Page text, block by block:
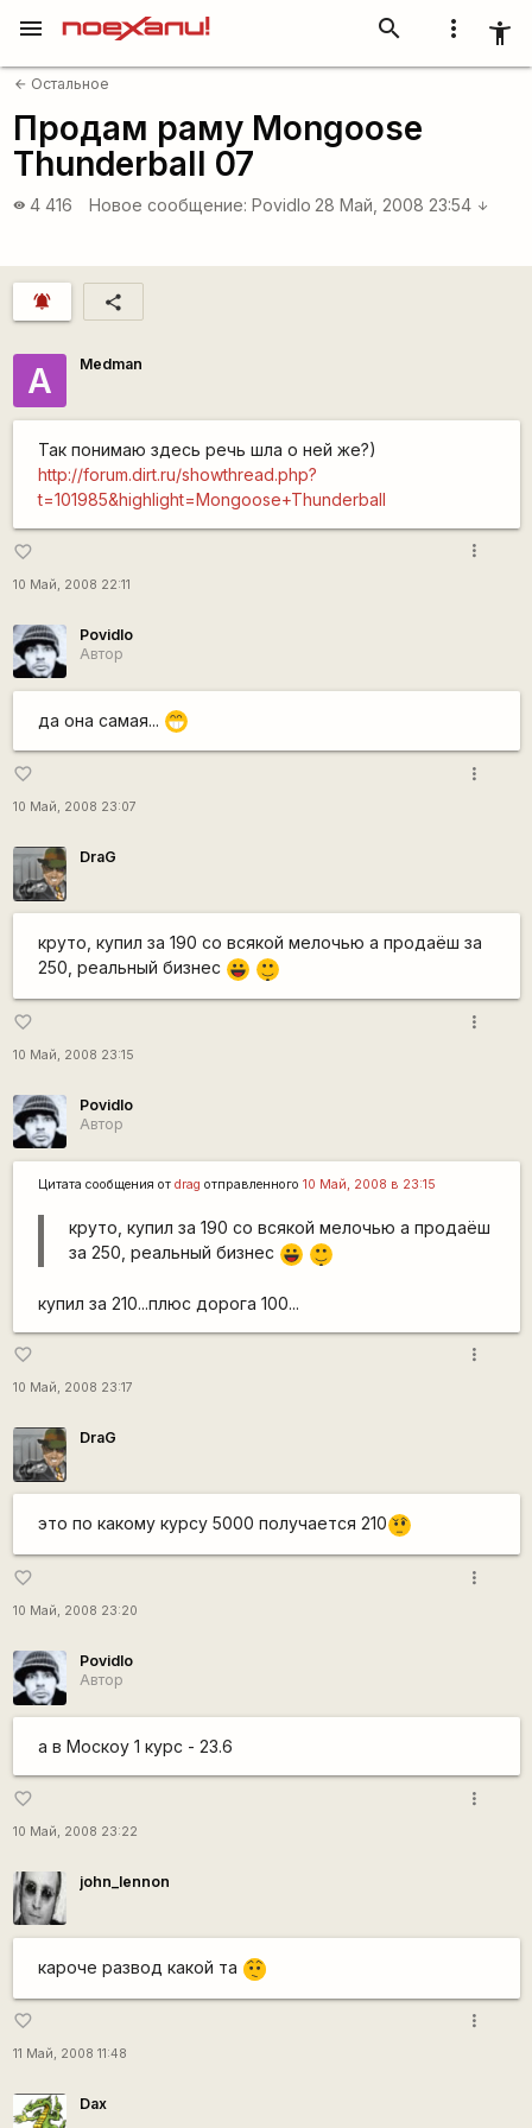
more_vert accessibility_new
search
menu
arrow_back Остальное
Продам раму Mongoose
Thunderball 07
visibility 4 416 Новое сообщение: Povidlo 28 Май, 2008 23:54 arrow_downward
notifications_active share
А Medman
Так понимаю здесь речь шла о ней же?)
http://forum.dirt.ru/showthread.php?
t=101985&highlight=Mongoose+Thunderball
favorite_border
10 Май, 2008 22:11
more_vert
Povidlo
Автор
да она самая... ;D
favorite_border
10 Май, 2008 23:07
more_vert
DraG
круто, купил за 190 со всякой мелочью а продаёш за
250, реальный бизнес |-))
|-)
_)
favorite_border
10 Май, 2008 23:15
more_vert
Povidlo
Автор
Цитата сообщения от drag отправленного 10 Май, 2008 в 23:15
круто, купил за 190 со всякой мелочью а продаёш
за 250, реальный бизнес |-))
|-)
_)
купил за 210...плюс дорога 100...
favorite_border
10 Май, 2008 23:17
more_vert
DraG
это по какому курсу 5000 получается 210???
favorite_border
10 Май, 2008 23:20
more_vert
Povidlo
Автор
а в Москоу 1 курс - 23.6
favorite_border
10 Май, 2008 23:22
more_vert
john_lennon
кароче развод какой та :-/
favorite_border
11 Май, 2008 11:48
more_vert
Dax